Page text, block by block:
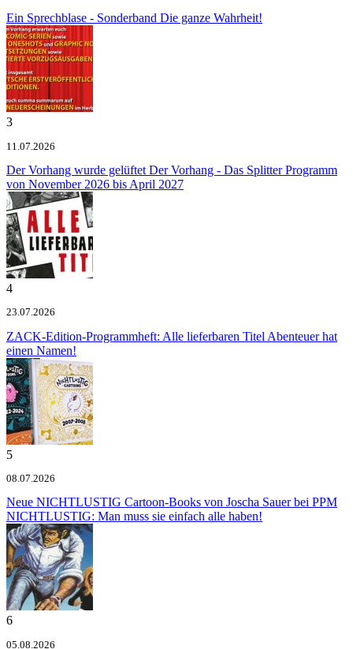
Ein Sprechblase - Sonderband Die ganze Wahrheit!
3
11.07.2026
Der Vorhang wurde gelüftet Der Vorhang - Das Splitter Programm
von November 2026 bis April 2027
4
23.07.2026
ZACK-Edition-Programmheft: Alle lieferbaren Titel Abenteuer hat
einen Namen!
5
08.07.2026
Neue NICHTLUSTIG Cartoon-Books von Joscha Sauer bei PPM
NICHTLUSTIG: Man muss sie einfach alle haben!
6
05.08.2026